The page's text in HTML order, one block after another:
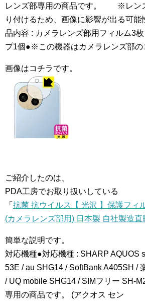
レンズ部専用の商品です。 ※レン
り付けるため、画像に影響が出る可
品内容 : カメラレンズ部用フィルム3
プ1個●※この機器はカメラレンズ部の
画像はコチラです。
ご紹介したのは、
PDA工房でお取り扱いしている
「 抗菌 抗ウイルス【 光沢 】保護フィ
(カメラレンズ部用) 日本製 自社製造直
簡単な説明です。
対応機種●対応機種 : SHARP AQUOS
53E / au SHG14 / SoftBank A405SH /
/ UQ mobile SHG14 / SIMフリー SH-
専用の商品です。 (アクオス セン